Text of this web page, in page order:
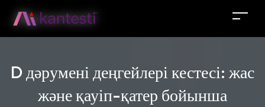
D дәрумені деңгейлері кестесі: жас
және қауіп-қатер бойынша